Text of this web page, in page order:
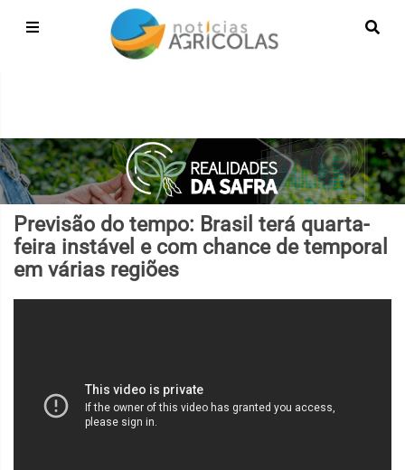
Previsão do tempo: Brasil terá quarta-
feira instável e com chance de temporal
em várias regiões